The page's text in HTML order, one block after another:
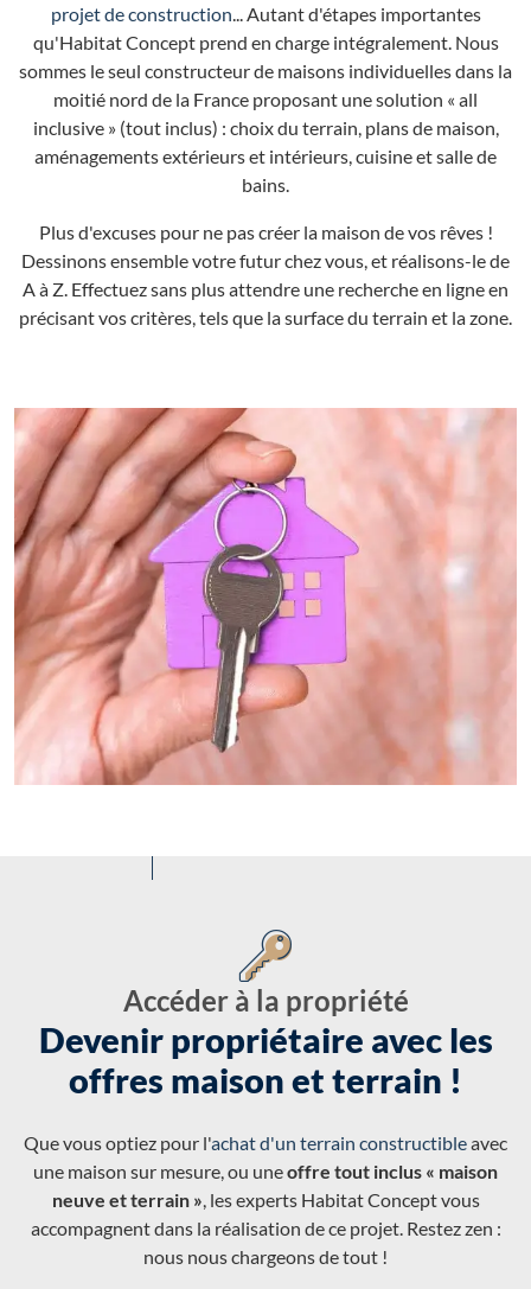
projet de construction... Autant d'étapes importantes
qu'Habitat Concept prend en charge intégralement. Nous
sommes le seul constructeur de maisons individuelles dans la
moitié nord de la France proposant une solution « all
inclusive » (tout inclus) : choix du terrain, plans de maison,
aménagements extérieurs et intérieurs, cuisine et salle de
bains.
Plus d'excuses pour ne pas créer la maison de vos rêves !
Dessinons ensemble votre futur chez vous, et réalisons-le de
A à Z. Effectuez sans plus attendre une recherche en ligne en
précisant vos critères, tels que la surface du terrain et la zone.
Accéder à la propriété
Devenir propriétaire avec les
offres maison et terrain !
Que vous optiez pour l'achat d'un terrain constructibleavec
une maison sur mesure, ou uneoffre tout inclus « maison
neuve et terrain », les experts Habitat Concept vous
accompagnent dans la réalisation de ce projet. Restez zen :
nous nous chargeons de tout !